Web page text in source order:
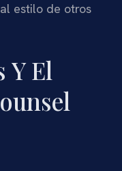
estilo de otros
Y El